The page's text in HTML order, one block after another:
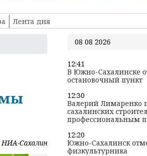
Лента дня
НИА-Сахалин
08 08 2026
12:41
В Южно-Сахалинске
остановочный пункт
12:30
Валерий Лимаренко
сахалинских
профессиональным
12:20
Южно-Сахалинск
физкультурника